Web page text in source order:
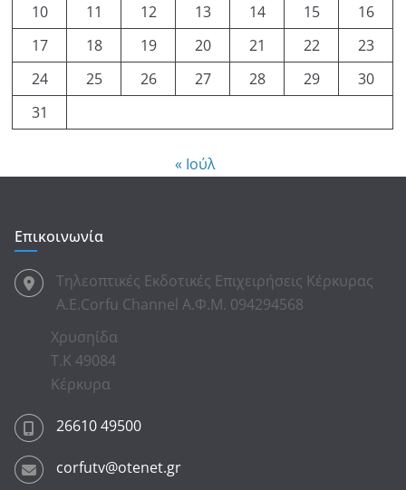
10
11 12 13 14 15
16
17
18 19 20 21 22
23
24
25 26 27 28 29
30
31
« Ιούλ
Επικοινωνία
Τηλεοπτικές Εκδοτικές Επιχειρήσεις Κέρκυρας
Α.Ε.Corfu Channel Α.Φ.Μ. 094294568
Χρυσηίδα
Τ.Κ 49084
Κέρκυρα
26610 49500
corfutv@otenet.gr